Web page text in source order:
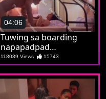
04:06
Tuwing sa boarding
napapadpad
nadidiligan si Soledad
118039 Views 15743